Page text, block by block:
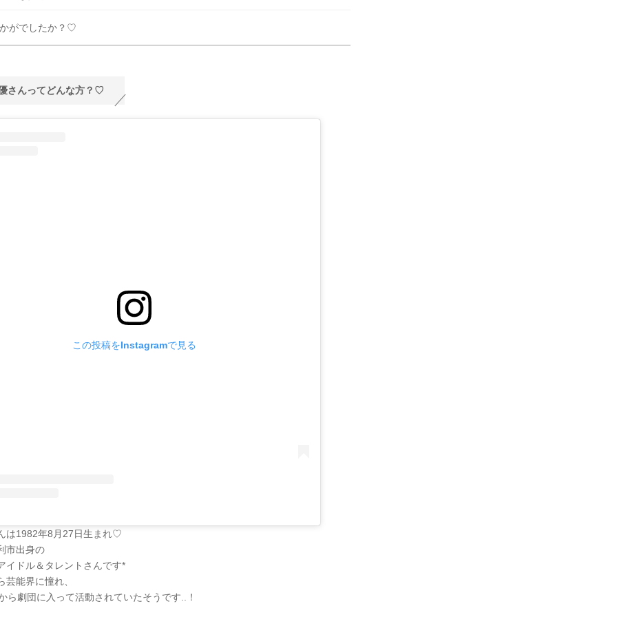
がでしたか？♡
さんってどんな方？♡
この投稿をInstagramで見る
は1982年8月27日生まれ♡
市出身の
イドル＆タレントさんです*
芸能界に憧れ、
ら劇団に入って活動されていたそうです..！